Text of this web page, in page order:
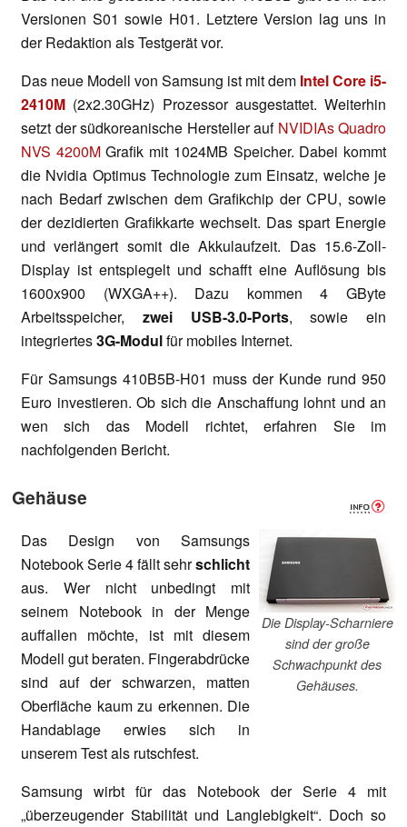
Versionen S01 sowie H01. Letztere Version lag uns in
der Redaktion als Testgerät vor.
Das neue Modell von Samsung ist mit dem Intel Core i5-
2410M (2x2.30GHz) Prozessor ausgestattet. Weiterhin
setzt der südkoreanische Hersteller auf NVIDIAs Quadro
NVS 4200MGrafik mit 1024MB Speicher. Dabei kommt
die Nvidia Optimus Technologie zum Einsatz, welche je
nach Bedarf zwischen dem Grafikchip der CPU, sowie
der dezidierten Grafikkarte wechselt. Das spart Energie
und verlängert somit die Akkulaufzeit. Das 15.6-Zoll-
Display ist entspiegelt und schafft eine Auflösung bis
1600x900 (WXGA++). Dazu kommen 4 GByte
Arbeitsspeicher, zwei USB-3.0-Ports, sowie ein
integriertes3G-Modulfür mobiles Internet.
Für Samsungs 410B5B-H01 muss der Kunde rund 950
Euro investieren. Ob sich die Anschaffung lohnt und an
wen sich das Modell richtet, erfahren Sie im
nachfolgenden Bericht.
Gehäuse
Die Display-Scharniere
sind der große
Schwachpunkt des
Gehäuses.
Das Design von Samsungs
Notebook Serie 4 fällt sehrschlicht
aus. Wer nicht unbedingt mit
seinem Notebook in der Menge
auffallen möchte, ist mit diesem
Modell gut beraten. Fingerabdrücke
sind auf der schwarzen, matten
Oberfläche kaum zu erkennen. Die
Handablage erwies sich in
unserem Test als rutschfest.
Samsung wirbt für das Notebook der Serie 4 mit
„überzeugender Stabilität und Langlebigkeit“. Doch so